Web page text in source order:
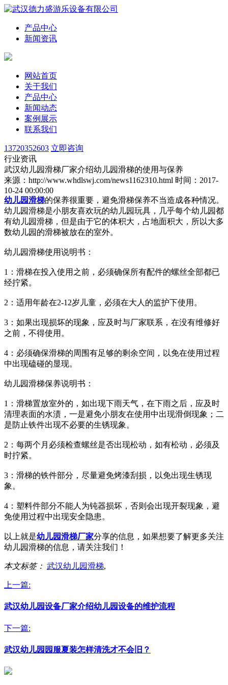
产品中心
新闻资讯
网站首页
关于我们
产品中心
新闻动态
案例展示
联系我们
13720352603 立即咨询
行业资讯
武汉幼儿园滑梯厂家介绍幼儿园滑梯的使用与保养
来源：http://www.whdlswj.com/news1162310.html 时间：2017-
10-24 00:00:00
幼儿园滑梯的保养很重要，避免滑梯保养不当造成各种情况。
幼儿园滑梯是小朋友喜欢玩的幼儿园玩具，几乎每个幼儿园都
有幼儿园滑梯，但是由于它的体积大，占地面积大，所以大多
数幼儿园的滑梯被放在的室外。
幼儿园滑梯使用说明书：
1：滑梯在投入使用之前，必须确保所有配件的螺丝全部都已
经拧紧。
2：适用年龄在2-12岁儿童，必须在大人的监护下使用。
3：如果出现损坏的现象，应及时与厂家联系，在没有维修好
之前，不得使用。
4：必须确保滑梯的周围有足够的剩余空间，以免在使用过程
中出现磕碰的显现。
幼儿园滑梯保养说明书：
1：滑梯置放室外的，如出现下雨天气，在下雨之后，应及时
清理表面的水渍，一是避免小朋友在使用中出现滑倒现象；二
是防止铁件出现不必要的生锈现象。
2：每两个月必须检查螺丝是否出现松动，如有松动，必须及
时拧紧。
3：滑梯的铁件部分，尽量避免烤漆刮损，以免出现生锈现
象。
4：塑料件部分不能人为钝器损坏，否则会出现开裂现象，避
免使用过程中出现安全隐患。
以上就是幼儿园滑梯厂家分享的信息，如果想要了解更多关注
幼儿园滑梯的信息，请关注我们！
本文标签： 武汉幼儿园滑梯,
上一篇:
武汉幼儿园设备厂家介绍幼儿园设备的维护流程
下一篇:
武汉幼儿园园服夏装怎样清洗才不会旧？